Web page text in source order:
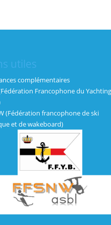
utiles
complémentaires
Francophone du Yachting
(Fédération francophone de ski
et de wakeboard)